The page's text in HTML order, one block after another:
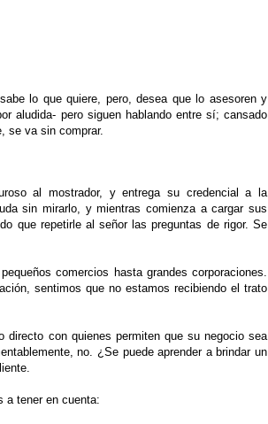
lo que quiere, pero, desea que lo asesoren y
aludida- pero siguen hablando entre sí; cansado
se va sin comprar.
al mostrador, y entrega su credencial a la
sin mirarlo, y mientras comienza a cargar sus
que repetirle al señor las preguntas de rigor. Se
comercios hasta grandes corporaciones.
sentimos que no estamos recibiendo el trato
directo con quienes permiten que su negocio sea
no. ¿Se puede aprender a brindar un
a tener en cuenta: